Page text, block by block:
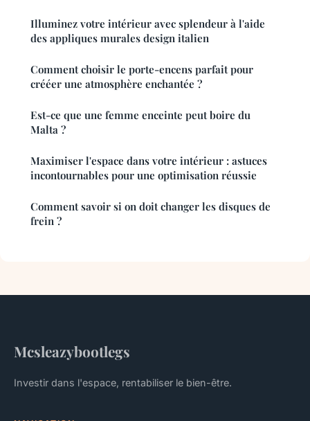
Illuminez votre intérieur avec splendeur à l'aide
des appliques murales design italien
Comment choisir le porte-encens parfait pour
crééer une atmosphère enchantée ?
Est-ce que une femme enceinte peut boire du
Malta ?
Maximiser l'espace dans votre intérieur : astuces
incontournables pour une optimisation réussie
Comment savoir si on doit changer les disques de
frein ?
Mcsleazybootlegs
Investir dans l'espace, rentabiliser le bien-être.